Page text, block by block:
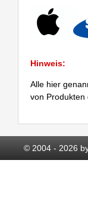
Hinweis:
Alle hier
von Produkten
© 2004 - 2026